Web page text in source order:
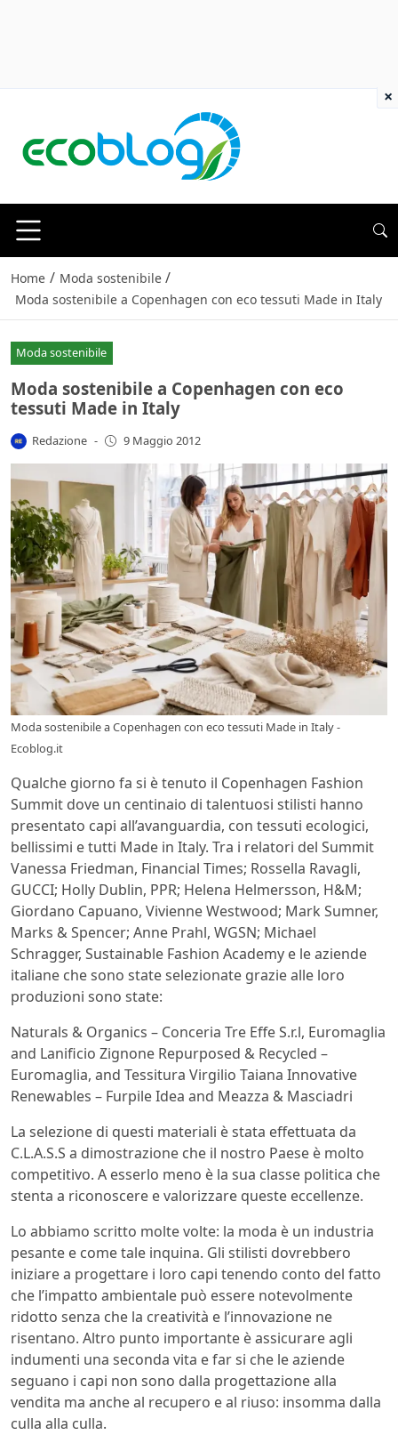
Home / Moda sostenibile /
Moda sostenibile a Copenhagen con eco tessuti Made in Italy
Moda sostenibile
Moda sostenibile a Copenhagen con eco
tessuti Made in Italy
Redazione - 9 Maggio 2012
Moda sostenibile a Copenhagen con eco tessuti Made in Italy -
Ecoblog.it
Qualche giorno fa si è tenuto il Copenhagen Fashion
Summit dove un centinaio di talentuosi stilisti hanno
presentato capi all’avanguardia, con tessuti ecologici,
bellissimi e tutti Made in Italy. Tra i relatori del Summit
Vanessa Friedman, Financial Times; Rossella Ravagli,
GUCCI; Holly Dublin, PPR; Helena Helmersson, H&M;
Giordano Capuano, Vivienne Westwood; Mark Sumner,
Marks & Spencer; Anne Prahl, WGSN; Michael
Schragger, Sustainable Fashion Academy e le aziende
italiane che sono state selezionate grazie alle loro
produzioni sono state:
Naturals & Organics – Conceria Tre Effe S.r.l, Euromaglia
and Lanificio Zignone Repurposed & Recycled –
Euromaglia, and Tessitura Virgilio Taiana Innovative
Renewables – Furpile Idea and Meazza & Masciadri
La selezione di questi materiali è stata effettuata da
C.L.A.S.S a dimostrazione che il nostro Paese è molto
competitivo. A esserlo meno è la sua classe politica che
stenta a riconoscere e valorizzare queste eccellenze.
Lo abbiamo scritto molte volte: la moda è un industria
pesante e come tale inquina. Gli stilisti dovrebbero
iniziare a progettare i loro capi tenendo conto del fatto
che l’impatto ambientale può essere notevolmente
ridotto senza che la creatività e l’innovazione ne
risentano. Altro punto importante è assicurare agli
indumenti una seconda vita e far si che le aziende
seguano i capi non sono dalla progettazione alla
vendita ma anche al recupero e al riuso: insomma dalla
culla alla culla.
×